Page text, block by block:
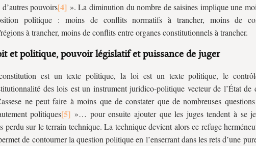
d’autres pouvoirs
». La diminution du nombre de saisines implique une
politique : moins de conflits normatifs à trancher, moins de
à trancher, moins de conflits entre organes constitutionnels à trancher.
et politique, pouvoir législatif et puissance de juger
est un texte politique, la loi est un texte politique, le
des lois est un instrument juridico-politique vecteur de l’État de
ne peut faire à moins que de constater que de nombreuses
politiques
»… pour ensuite ajouter que les juges tendent à se
perdu sur le terrain technique. La technique devient alors ce refuge
de contourner la question politique en l’enserrant dans les rets d’une